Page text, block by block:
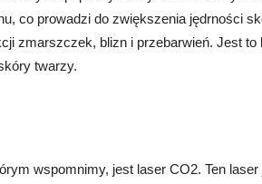
co prowadzi do zwiększenia jędrności
zmarszczek, blizn i przebarwień. Jest to
twarzy.
wspomnimy, jest laser CO2. Ten